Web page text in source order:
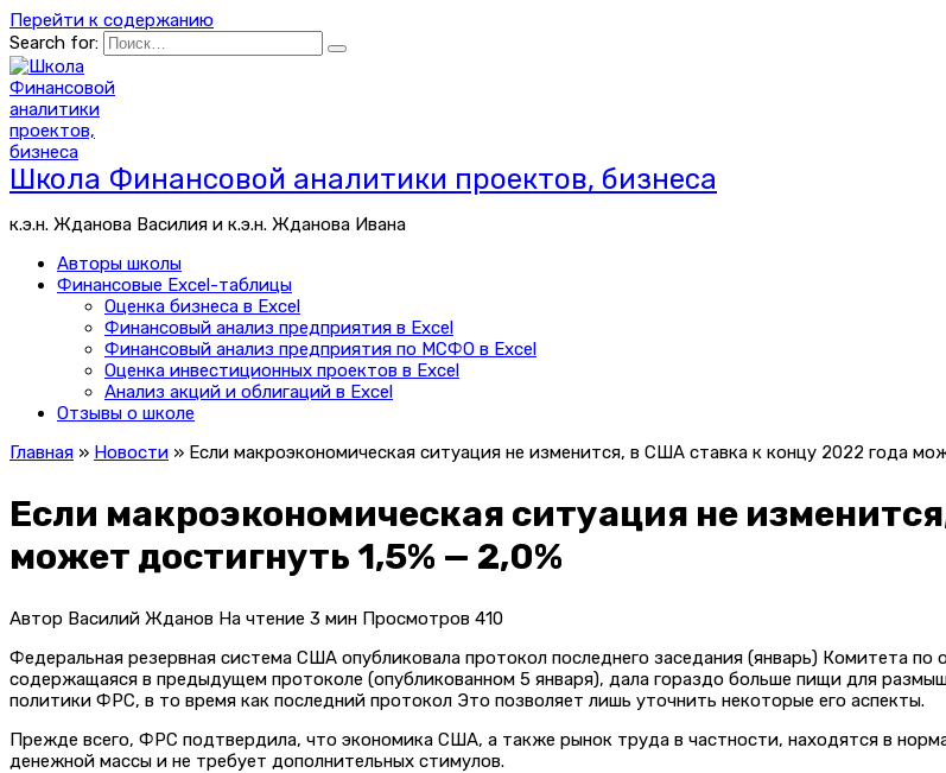
Перейти к содержанию
Search for:
Школа Финансовой аналитики проектов, бизнеса
к.э.н. Жданова Василия и к.э.н. Жданова Ивана
Авторы школы
Финансовые Excel-таблицы
Оценка бизнеса в Excel
Финансовый анализ предприятия в Excel
Финансовый анализ предприятия по МСФО в Excel
Оценка инвестиционных проектов в Excel
Анализ акций и облигаций в Excel
Отзывы о школе
Главная » Новости » Если макроэкономическая ситуация не изменится, в США ставка к концу 2022 года
Если макроэкономическая ситуация не
может достигнуть 1,5% — 2,0%
Автор Василий Жданов На чтение 3 мин Просмотров 410
Федеральная резервная система США опубликовала протокол последнего заседания (январь) Комитета
содержащаяся в предыдущем протоколе (опубликованном 5 января), дала гораздо больше пищи для
политики ФРС, в то время как последний протокол Это позволяет лишь уточнить некоторые его аспекты.
Прежде всего, ФРС подтвердила, что экономика США, а также рынок труда в частности, находятся в
денежной массы и не требует дополнительных стимулов.